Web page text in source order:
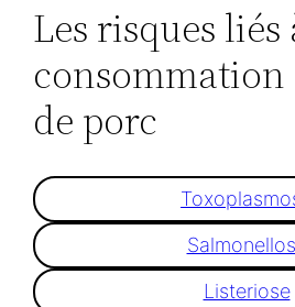
Les risques liés
consommation
de porc
Listeriose